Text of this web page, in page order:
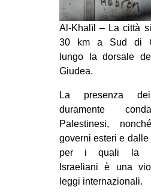
SPORT
DIRITTO
GENERI
Al-Khalīl – La città
30 km a Sud di
lungo la dorsale
Giudea.
La presenza
duramente
Palestinesi,
governi esteri e
per i quali la
Israeliani è una
leggi internazionali.